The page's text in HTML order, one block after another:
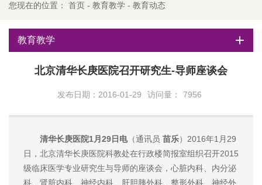
您现在的位置： 首页 - 教育教学 - 教育动态
教育教学
北京清华长庚医院召开研究生-导师座谈会
发布日期：2016-01-29 访问量： 7956
清华长庚医院1月29日电（通讯员 苗乐）2016年1月29
日，北京清华长庚医院科教处在行政楼简报室组织召开2015
级临床医学专业研究生与导师的座谈会，心脏内科、内分泌
科、肾脏内科、神经内科、肝胆胰外科、整形外科、神经外